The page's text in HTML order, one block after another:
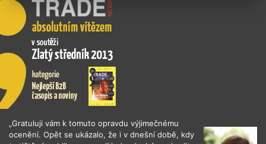
„Gratuluji vám k tomuto opravdu výjimečnému
ocenění. Opět se ukázalo, že i v dnešní době, kdy